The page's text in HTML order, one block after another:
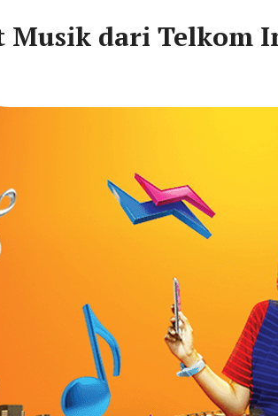
Musik dari Telkom